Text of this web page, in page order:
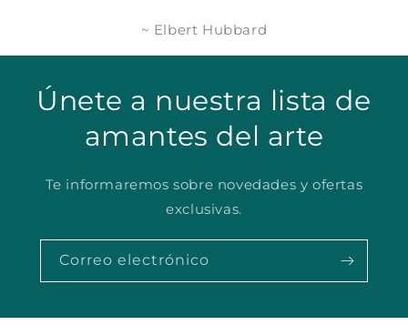
~ Elbert Hubbard
Únete a nuestra lista de
amantes del arte
Te informaremos sobre novedades y ofertas
exclusivas.
Correo electrónico